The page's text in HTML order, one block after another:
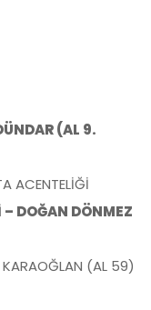
(AL 9.
ACENTELİĞİ
DOĞAN DÖNMEZ
KARAOĞLAN (AL 59)